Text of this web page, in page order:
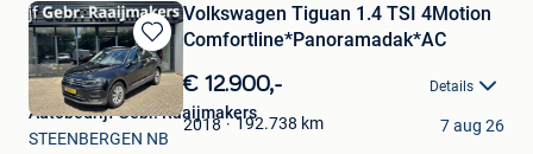
Bewaren
in
Mijn
Favorieten
Volkswagen Tiguan 1.4 TSI 4Motion
Comfortline*Panoramadak*AC
€ 12.900,- Details
2018 192.738 km
Autobedrijf Gebr. Raaijmakers
STEENBERGEN NB
7 aug 26